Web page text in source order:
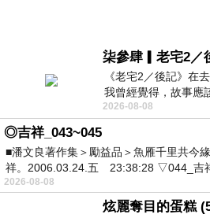
柒參肆▎老宅2／
《老宅2／後記》在
我曾經覺得，故事應
震中倒塌，七個人終
2026-08-08
◎吉祥_043~045
■潘文良著作集＞勵益品＞魚雁千里共今
祥。2006.03.24.五 23:38:28 ▽044_吉
2026-08-08
炫麗奪目的蛋糕